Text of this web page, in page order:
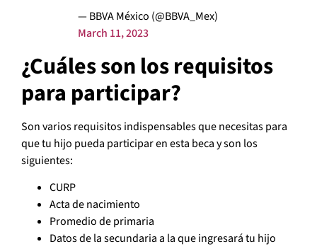
— BBVA México (@BBVA_Mex)
March 11, 2023
¿Cuáles son los requisitos
para participar?
Son varios requisitos indispensables que necesitas para
que tu hijo pueda participar en esta beca y son los
siguientes:
CURP
Acta de nacimiento
Promedio de primaria
Datos de la secundaria a la que ingresará tu hijo